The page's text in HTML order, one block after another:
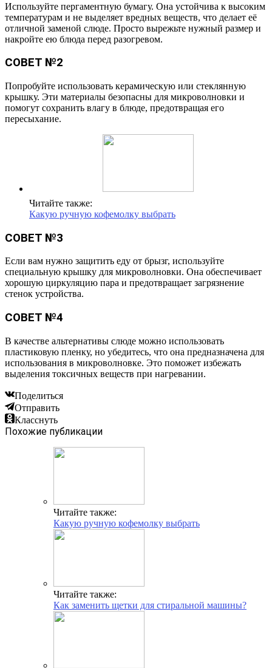
Используйте пергаментную бумагу. Она устойчива к высоким
температурам и не выделяет вредных веществ, что делает её
отличной заменой слюде. Просто вырежьте нужный размер и
накройте ею блюда перед разогревом.
СОВЕТ №2
Попробуйте использовать керамическую или стеклянную
крышку. Эти материалы безопасны для микроволновки и
помогут сохранить влагу в блюде, предотвращая его
пересыхание.
Читайте также:
Какую ручную кофемолку выбрать
СОВЕТ №3
Если вам нужно защитить еду от брызг, используйте
специальную крышку для микроволновки. Она обеспечивает
хорошую циркуляцию пара и предотвращает загрязнение
стенок устройства.
СОВЕТ №4
В качестве альтернативы слюде можно использовать
пластиковую пленку, но убедитесь, что она предназначена для
использования в микроволновке. Это поможет избежать
выделения токсичных веществ при нагревании.
Поделиться
Отправить
Класснуть
Похожие публикации
Читайте также:
Какую ручную кофемолку выбрать
Читайте также:
Как заменить щетки для стиральной машины?